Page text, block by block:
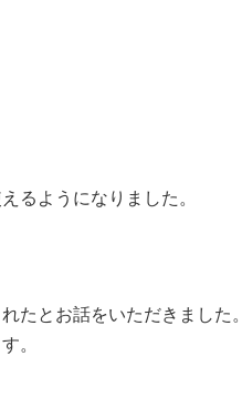
るようになりました。
たとお話をいただきました。
。